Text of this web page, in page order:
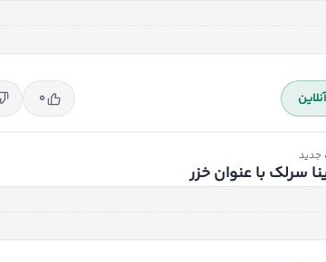
۰
جدید
سرلک با عنوان خزر